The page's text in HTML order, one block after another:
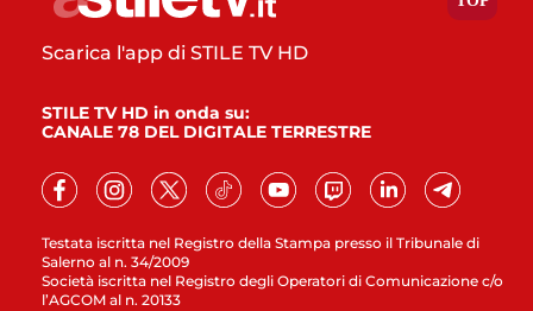
Testata iscritta nel Registro della Stampa presso il Tribunale di
Salerno al n. 34/2009
Società iscritta nel Registro degli Operatori di Comunicazione c/o
l’AGCOM al n. 20133
Scarica l'app di STILE TV HD
STILE TV HD in onda su:
CANALE 78 DEL DIGITALE TERRESTRE